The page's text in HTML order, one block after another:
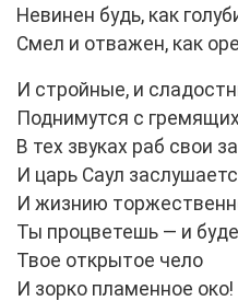
Невинен будь, как
Смел и отважен, как
И стройные, и
Поднимутся с
В тех звуках раб свои
И царь Саул
И жизнию
Ты процветешь — и
Твое открытое чело
И зорко пламенное око!